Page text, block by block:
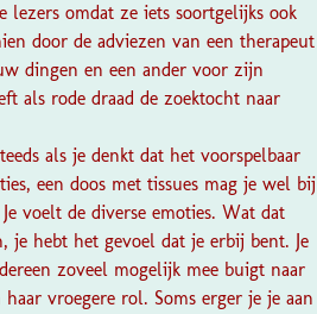
lezers omdat ze iets soortgelijks ook
door de adviezen van een therapeut
dingen en een ander voor zijn
als rode draad de zoektocht naar
als je denkt dat het voorspelbaar
een doos met tissues mag je wel bij
voelt de diverse emoties. Wat dat
je hebt het gevoel dat je erbij bent. Je
zoveel mogelijk mee buigt naar
vroegere rol. Soms erger je je aan